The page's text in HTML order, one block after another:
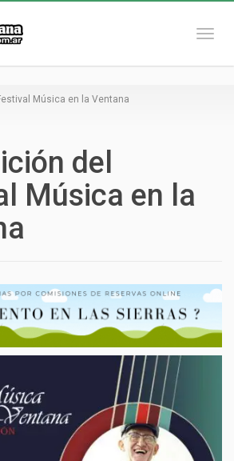
Música en la Ventana
del
Música en la